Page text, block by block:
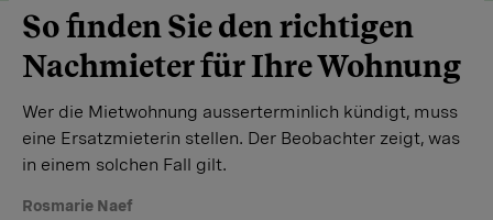
So finden Sie den richtigen
Nach­mieter für Ihre Wohnung
Wer die Mietwohnung ausserterminlich kündigt, muss
eine Ersatzmieterin stellen. Der Beobachter zeigt, was
in einem solchen Fall gilt.
Rosmarie Naef